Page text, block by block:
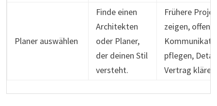
Planer auswählen
Finde einen
Architekten
oder Planer,
der deinen Stil
versteht.
Frühere
zeigen, offene
pflegen,
Vertrag klären